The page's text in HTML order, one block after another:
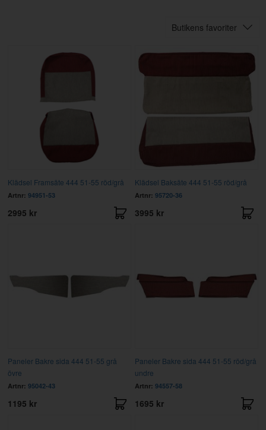
Butikens favoriter
Klädsel Framsäte 444 51-55 röd/grå
Artnr: 94951-53
2995 kr
Klädsel Baksäte 444 51-55 röd/grå
Artnr: 95720-36
3995 kr
Paneler Bakre sida 444 51-55 grå
övre
Artnr: 95042-43
1195 kr
Paneler Bakre sida 444 51-55 röd/grå
undre
Artnr: 94557-58
1695 kr